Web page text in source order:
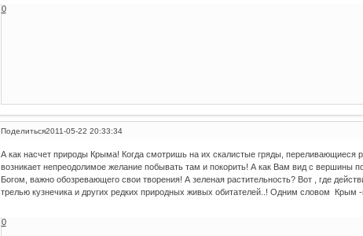
0
Поделиться2011-05-22 20:33:34
А как насчет природы Крыма! Когда смотришь на их скалистые гряды, переливающиеся
возникает непреодолимое желание побывать там и покорить! А как Вам вид с вершины
Богом, важно обозревающего свои творения! А зеленая растительность? Вот , где
трелью кузнечика и других редких природных живых обитателей..! Одним словом Крым
0